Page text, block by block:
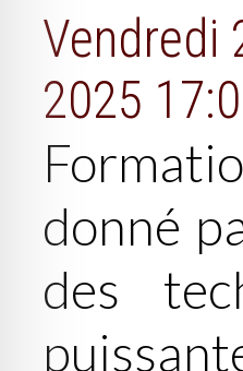
Vendredi
2025
donné
des